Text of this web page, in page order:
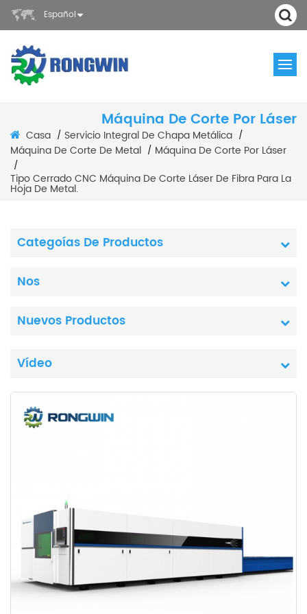
Español
Máquina De Corte Por Láser
Casa / Servicio Integral De Chapa Metálica /
Máquina De Corte De Metal / Máquina De Corte Por Láser
/
Tipo Cerrado CNC Máquina De Corte Láser De Fibra Para La
Hoja De Metal.
Categoías De Productos
Nos
Nuevos Productos
Vídeo